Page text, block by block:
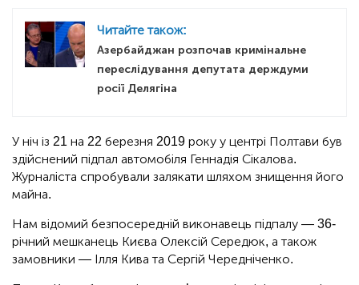
Читайте також:
Азербайджан розпочав кримінальне
переслідування депутата держдуми
росії Делягіна
У ніч із 21 на 22 березня 2019 року у центрі Полтави був
здійснений підпал автомобіля Геннадія Сікалова.
Журналіста спробували залякати шляхом знищення його
майна.
Нам відомий безпосередній виконавець підпалу — 36-
річний мешканець Києва Олексій Середюк, а також
замовники — Ілля Кива та Сергій Чередніченко.